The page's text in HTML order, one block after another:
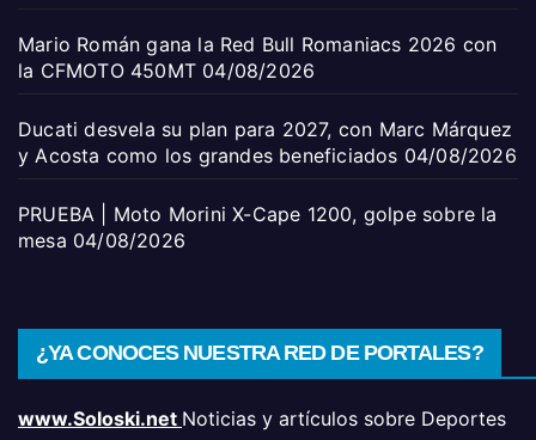
Mario Román gana la Red Bull Romaniacs 2026 con
la CFMOTO 450MT 04/08/2026
Ducati desvela su plan para 2027, con Marc Márquez
y Acosta como los grandes beneficiados 04/08/2026
PRUEBA | Moto Morini X-Cape 1200, golpe sobre la
mesa 04/08/2026
¿YA CONOCES NUESTRA RED DE PORTALES?
www.Soloski.net Noticias y artículos sobre Deportes